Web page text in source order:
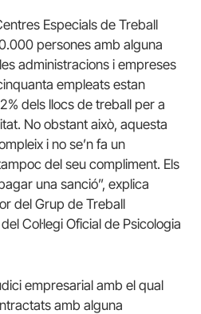
Especials de Treball
persones amb alguna
administracions i empreses
empleats estan
dels llocs de treball per a
No obstant això, aquesta
i no se’n fa un
del seu compliment. Els
una sanció”, explica
del Grup de Treball
Col·legi Oficial de Psicologia
empresarial amb el qual
amb alguna